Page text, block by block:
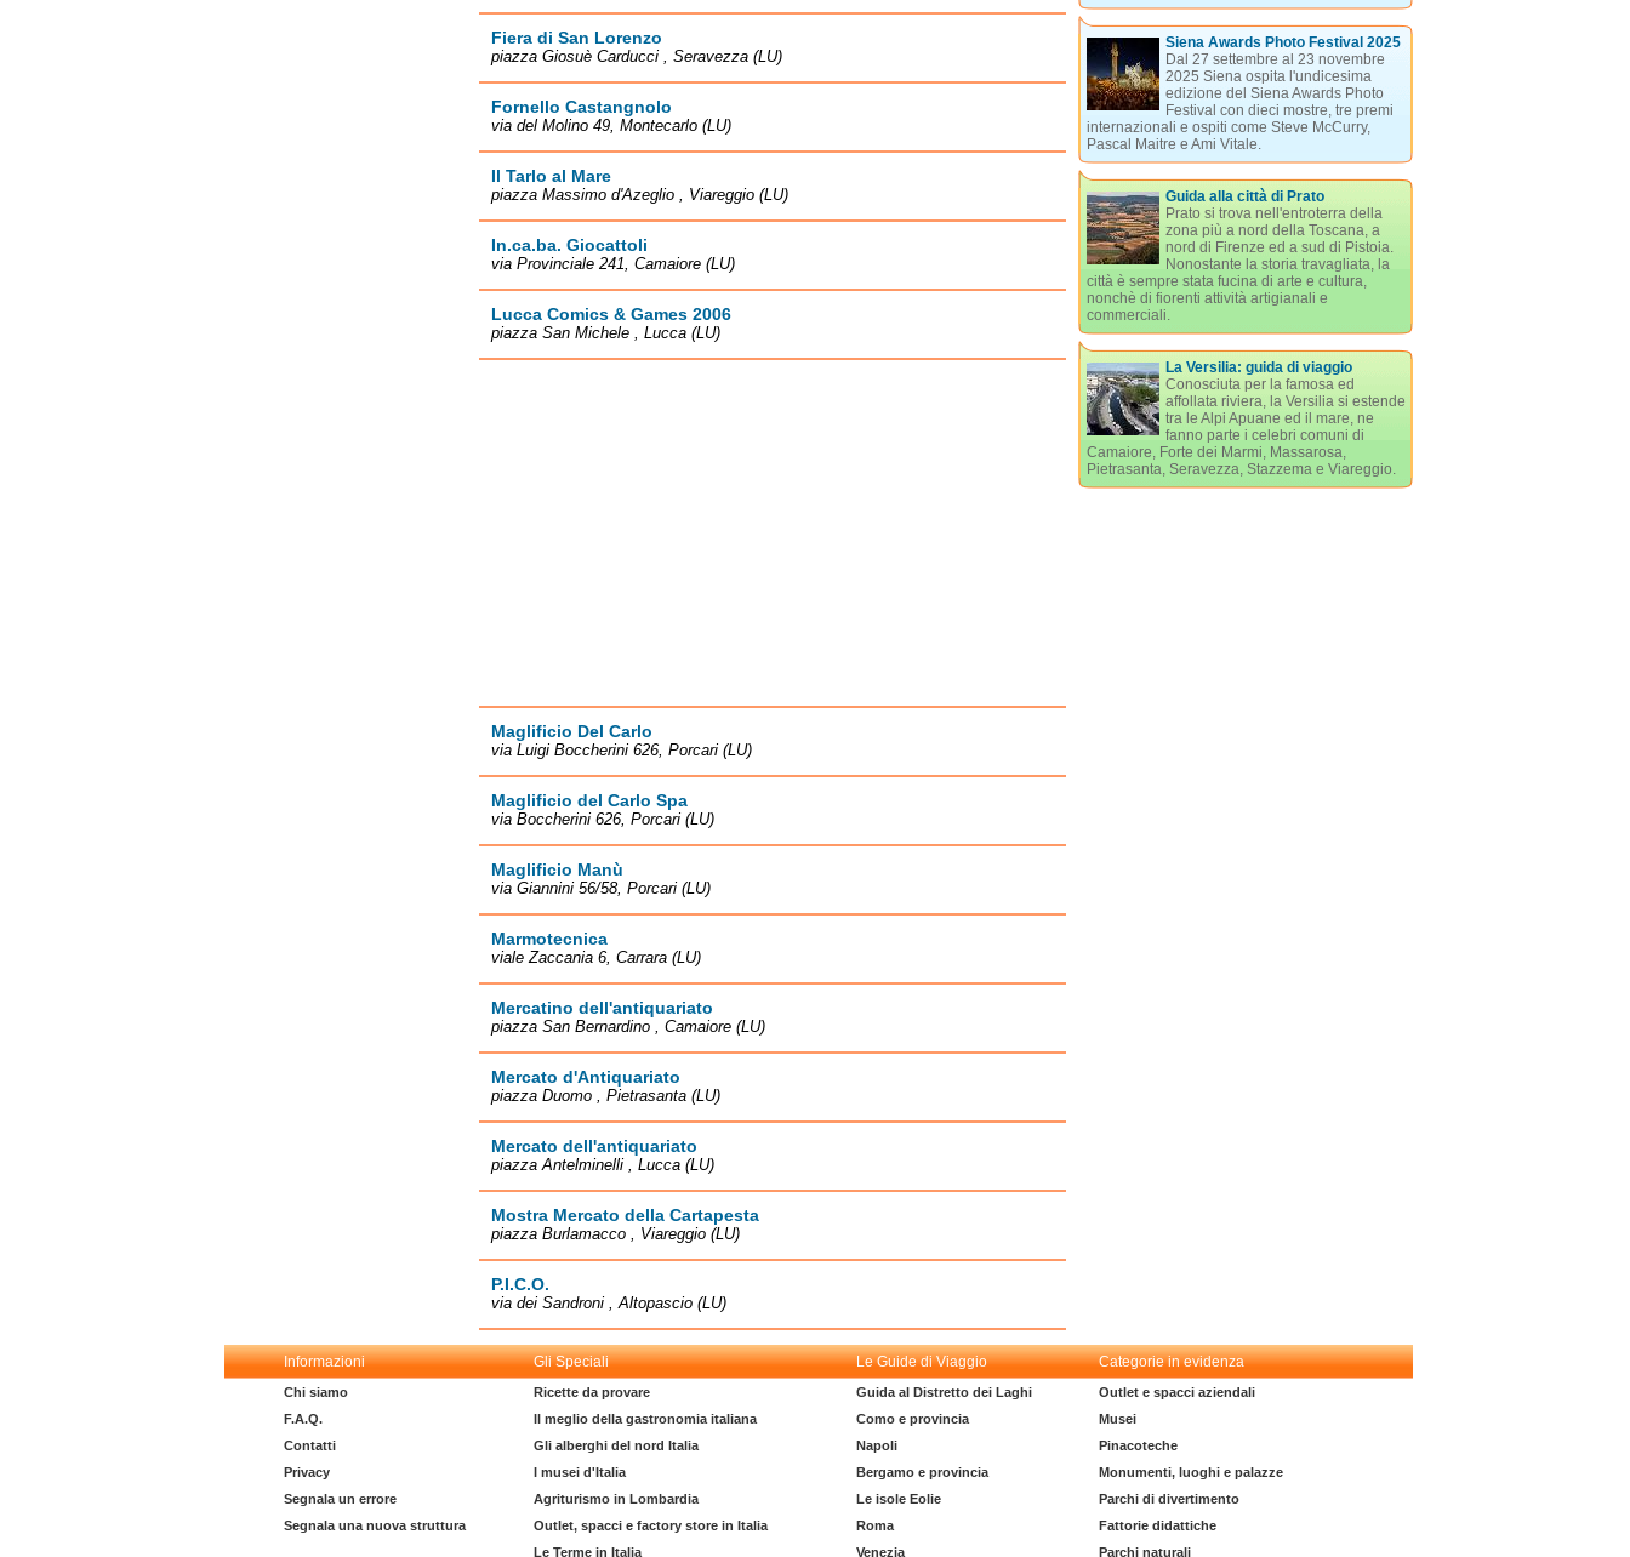
Fiera di San Lorenzo
piazza Giosuè Carducci , Seravezza (LU)
Fornello Castangnolo
via del Molino 49, Montecarlo (LU)
Il Tarlo al Mare
piazza Massimo d'Azeglio , Viareggio (LU)
In.ca.ba. Giocattoli
via Provinciale 241, Camaiore (LU)
Lucca Comics & Games 2006
piazza San Michele , Lucca (LU)
Maglificio Del Carlo
via Luigi Boccherini 626, Porcari (LU)
Maglificio del Carlo Spa
via Boccherini 626, Porcari (LU)
Maglificio Manù
via Giannini 56/58, Porcari (LU)
Marmotecnica
viale Zaccania 6, Carrara (LU)
Mercatino dell'antiquariato
piazza San Bernardino , Camaiore (LU)
Mercato d'Antiquariato
piazza Duomo , Pietrasanta (LU)
Mercato dell'antiquariato
piazza Antelminelli , Lucca (LU)
Mostra Mercato della Cartapesta
piazza Burlamacco , Viareggio (LU)
P.I.C.O.
via dei Sandroni , Altopascio (LU)
Siena Awards Photo Festival 2025
Dal 27 settembre al 23 novembre
2025 Siena ospita l'undicesima
edizione del Siena Awards Photo
Festival con dieci mostre, tre premi
internazionali e ospiti come Steve McCurry,
Pascal Maitre e Ami Vitale.
Guida alla città di Prato
Prato si trova nell'entroterra della
zona più a nord della Toscana, a
nord di Firenze ed a sud di Pistoia.
Nonostante la storia travagliata, la
città è sempre stata fucina di arte e cultura,
nonchè di fiorenti attività artigianali e
commerciali.
La Versilia: guida di viaggio
Conosciuta per la famosa ed
affollata riviera, la Versilia si estende
tra le Alpi Apuane ed il mare, ne
fanno parte i celebri comuni di
Camaiore, Forte dei Marmi, Massarosa,
Pietrasanta, Seravezza, Stazzema e Viareggio.
Informazioni Gli Speciali Le Guide di Viaggio Categorie in evidenza
Chi siamo
F.A.Q.
Contatti
Privacy
Segnala un errore
Segnala una nuova struttura
Ricette da provare
Il meglio della gastronomia italiana
Gli alberghi del nord Italia
I musei d'Italia
Agriturismo in Lombardia
Outlet, spacci e factory store in Italia
Le Terme in Italia
Guida al Distretto dei Laghi
Como e provincia
Napoli
Bergamo e provincia
Le isole Eolie
Roma
Venezia
Outlet e spacci aziendali
Musei
Pinacoteche
Monumenti, luoghi e palazze
Parchi di divertimento
Fattorie didattiche
Parchi naturali